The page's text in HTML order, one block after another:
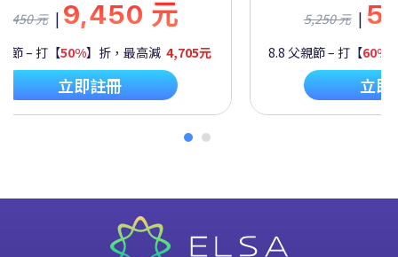
元 | 5,250 元
– 打【 60%】折，最高減 2,092元
立即註冊
9,450 元 |
8.8 父親節 – 打【 50%
立即